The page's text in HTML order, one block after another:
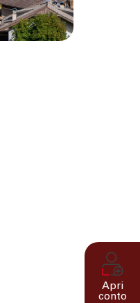
Apri
conto